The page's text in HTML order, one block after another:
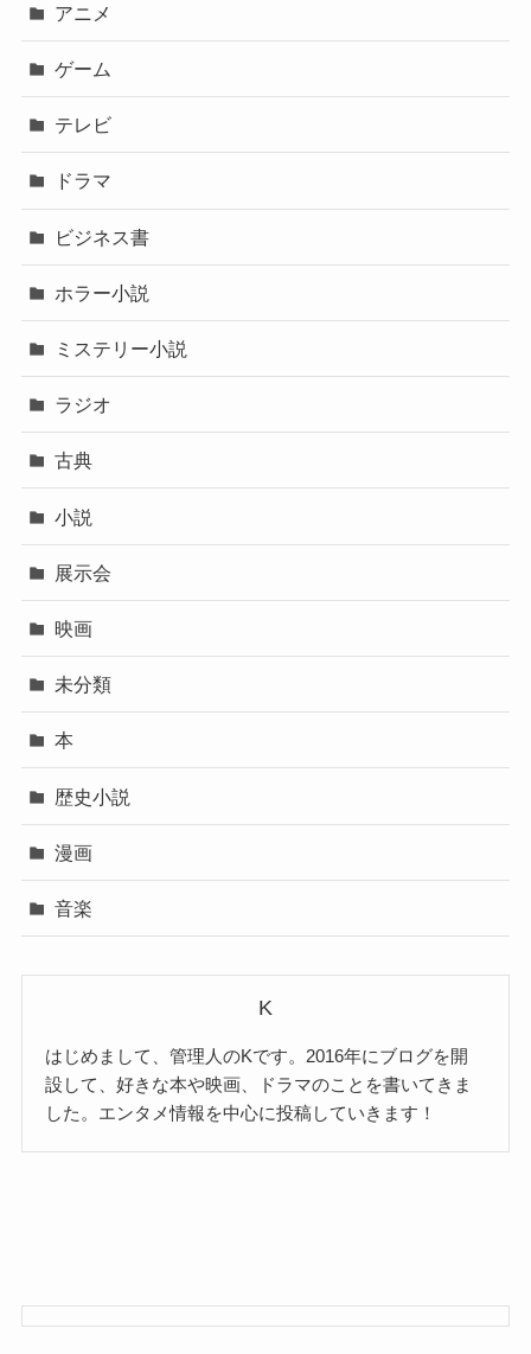
アニメ
ゲーム
テレビ
ドラマ
ビジネス書
ホラー小説
ミステリー小説
ラジオ
古典
小説
展示会
映画
未分類
本
歴史小説
漫画
音楽
K
はじめまして、管理人のKです。2016年にブログを開
設して、好きな本や映画、ドラマのことを書いてきま
した。エンタメ情報を中心に投稿していきます！